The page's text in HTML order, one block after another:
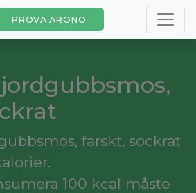
PROVA ARONO
färskt, sockrat
100 kcal måste